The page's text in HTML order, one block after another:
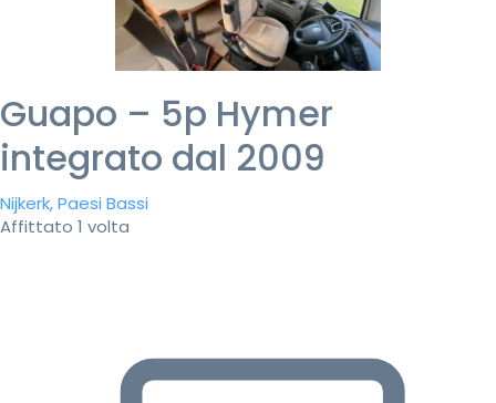
Guapo – 5p Hymer
integrato dal 2009
Nijkerk, Paesi Bassi
Affittato 1 volta